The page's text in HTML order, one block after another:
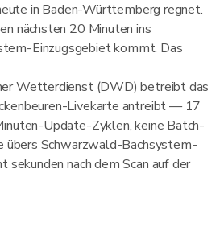
in Baden-Württemberg regnet.
nächsten 20 Minuten ins
Einzugsgebiet kommt. Das
Wetterdienst (DWD) betreibt das
Livekarte antreibt — 17
Update-Zyklen, keine Batch-
übers Schwarzwald-Bachsystem-
sekunden nach dem Scan auf der